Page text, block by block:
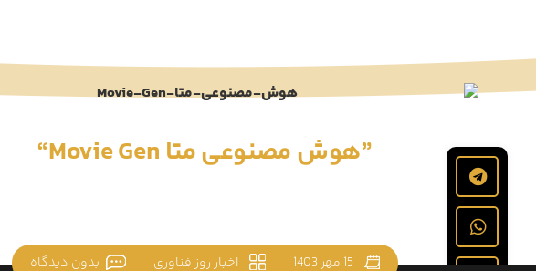
”هوش مصنوعی متا Movie Gen“
15 مهر 1403 اخبار روز فناوری بدون دیدگاه